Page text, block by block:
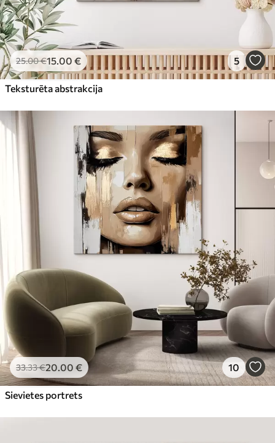
25.00€15.00 € 5
Teksturēta abstrakcija
33.33€20.00 € 10
Sievietes portrets